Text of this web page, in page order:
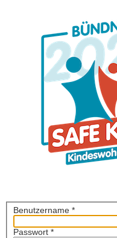
Benutzername *
Passwort *